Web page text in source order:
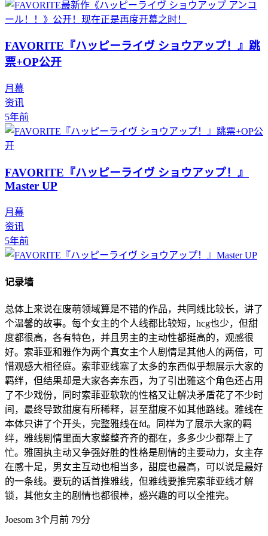
FAVORITE『ハッピーライヴ ショウアップ！』跳
票+OP公开
月幕
资讯
5年前
FAVORITE『ハッピーライヴ ショウアップ！』
Master UP
月幕
资讯
5年前
记录墙
总体上来说在废萌领域算是不错的作品，共同线比较长，讲了
个温馨的故事。每个女主的个人线都比较短，hcg也少，但甜
度都很高，各有特色，并且男主的主动性都挺高的，观感很
好。索菲亚和雅作为两个真女主个人剧情是其他人的两倍，可
惜观感大相径庭。索菲亚线塞了太多的东西似乎想展示大家的
羁绊，但结果却是大家各奔东西，为了引出雅这个角色还占用
了不少戏份，同时索菲亚软软的性格又让解决矛盾花了不少时
间，最终导致甜度有所稀释，甚至甜度不如其他路线。雅线在
本体只讲了个开头，完整雅线在fd。同样为了展示大家的羁
绊，雅线剧情里面大家整整齐齐的都在，多多少少都帮上了
忙。雅固执主动又争强好胜的性格是剧情的主要动力，女主存
在感十足，男女主互动也相当多，甜度也最高，可以说是最好
的一条线。要玩的话首推雅线，但雅线要推完索菲亚线才解
锁，其他女主的剧情也都很棒，感兴趣的可以全推完。
Joesom 3个月前 79分